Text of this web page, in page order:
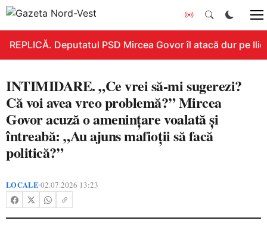
REPLICĂ. Deputatul PSD Mircea Govor îl atacă dur pe
INTIMIDARE. „Ce vrei să-mi sugerezi?
Că voi avea vreo problemă?” Mircea
Govor acuză o amenințare voalată și
întreabă: „Au ajuns mafioții să facă
politică?”
LOCALE•02.07.2026 13:23